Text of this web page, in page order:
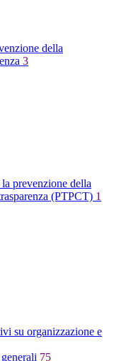
della
3
prevenzione della
(PTPCT) 1
su organizzazione e
75